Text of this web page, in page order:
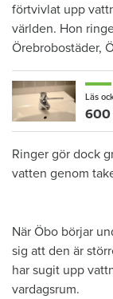
förtvivlat upp
världen. Hon
Örebrobostäder,
Läs
Ringer gör dock
vatten genom
När Öbo börjar
sig att den är
har sugit upp
vardagsrum.